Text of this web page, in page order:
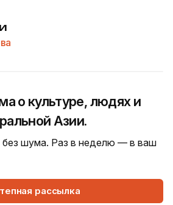
о культуре, людях и
Азии.
без шума. Раз в неделю — в ваш
рассылка